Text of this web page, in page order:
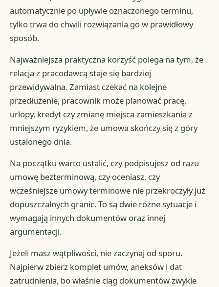
automatycznie po upływie oznaczonego terminu,
tylko trwa do chwili rozwiązania go w prawidłowy
sposób.
Najważniejsza praktyczna korzyść polega na tym, że
relacja z pracodawcą staje się bardziej
przewidywalna. Zamiast czekać na kolejne
przedłużenie, pracownik może planować pracę,
urlopy, kredyt czy zmianę miejsca zamieszkania z
mniejszym ryzykiem, że umowa skończy się z góry
ustalonego dnia.
Na początku warto ustalić, czy podpisujesz od razu
umowę bezterminową, czy oceniasz, czy
wcześniejsze umowy terminowe nie przekroczyły już
dopuszczalnych granic. To są dwie różne sytuacje i
wymagają innych dokumentów oraz innej
argumentacji.
Jeżeli masz wątpliwości, nie zaczynaj od sporu.
Najpierw zbierz komplet umów, aneksów i dat
zatrudnienia, bo właśnie ciąg dokumentów zwykle